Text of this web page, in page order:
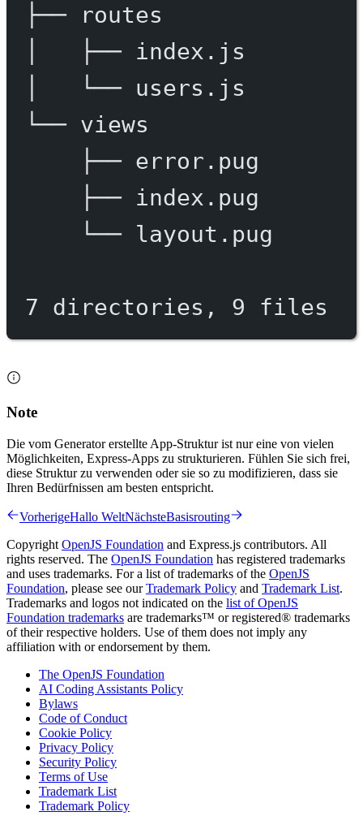
├──
routes
├──
index.js
└──
users.js
└── views
├── error.pug
├──
index.pug
└──
layout.pug
7 directories, 9 files
Note
Die vom Generator erstellte App-Struktur ist nur eine von vielen
Möglichkeiten, Express-Apps zu strukturieren. Fühlen Sie sich frei,
diese Struktur zu verwenden oder sie so zu modifizieren, dass sie
Ihren Bedürfnissen am besten entspricht.
VorherigeHallo WeltNächsteBasisrouting
Copyright OpenJS Foundation and Express.js contributors. All
rights reserved. The OpenJS Foundation has registered trademarks
and uses trademarks. For a list of trademarks of the OpenJS
Foundation, please see ourTrademark Policy and Trademark List.
Trademarks and logos not indicated on the list of OpenJS
Foundation trademarks are trademarks™ or registered® trademarks
of their respective holders. Use of them does not imply any
affiliation with or endorsement by them.
The OpenJS Foundation
AI Coding Assistants Policy
Bylaws
Code of Conduct
Cookie Policy
Privacy Policy
Security Policy
Terms of Use
Trademark List
Trademark Policy